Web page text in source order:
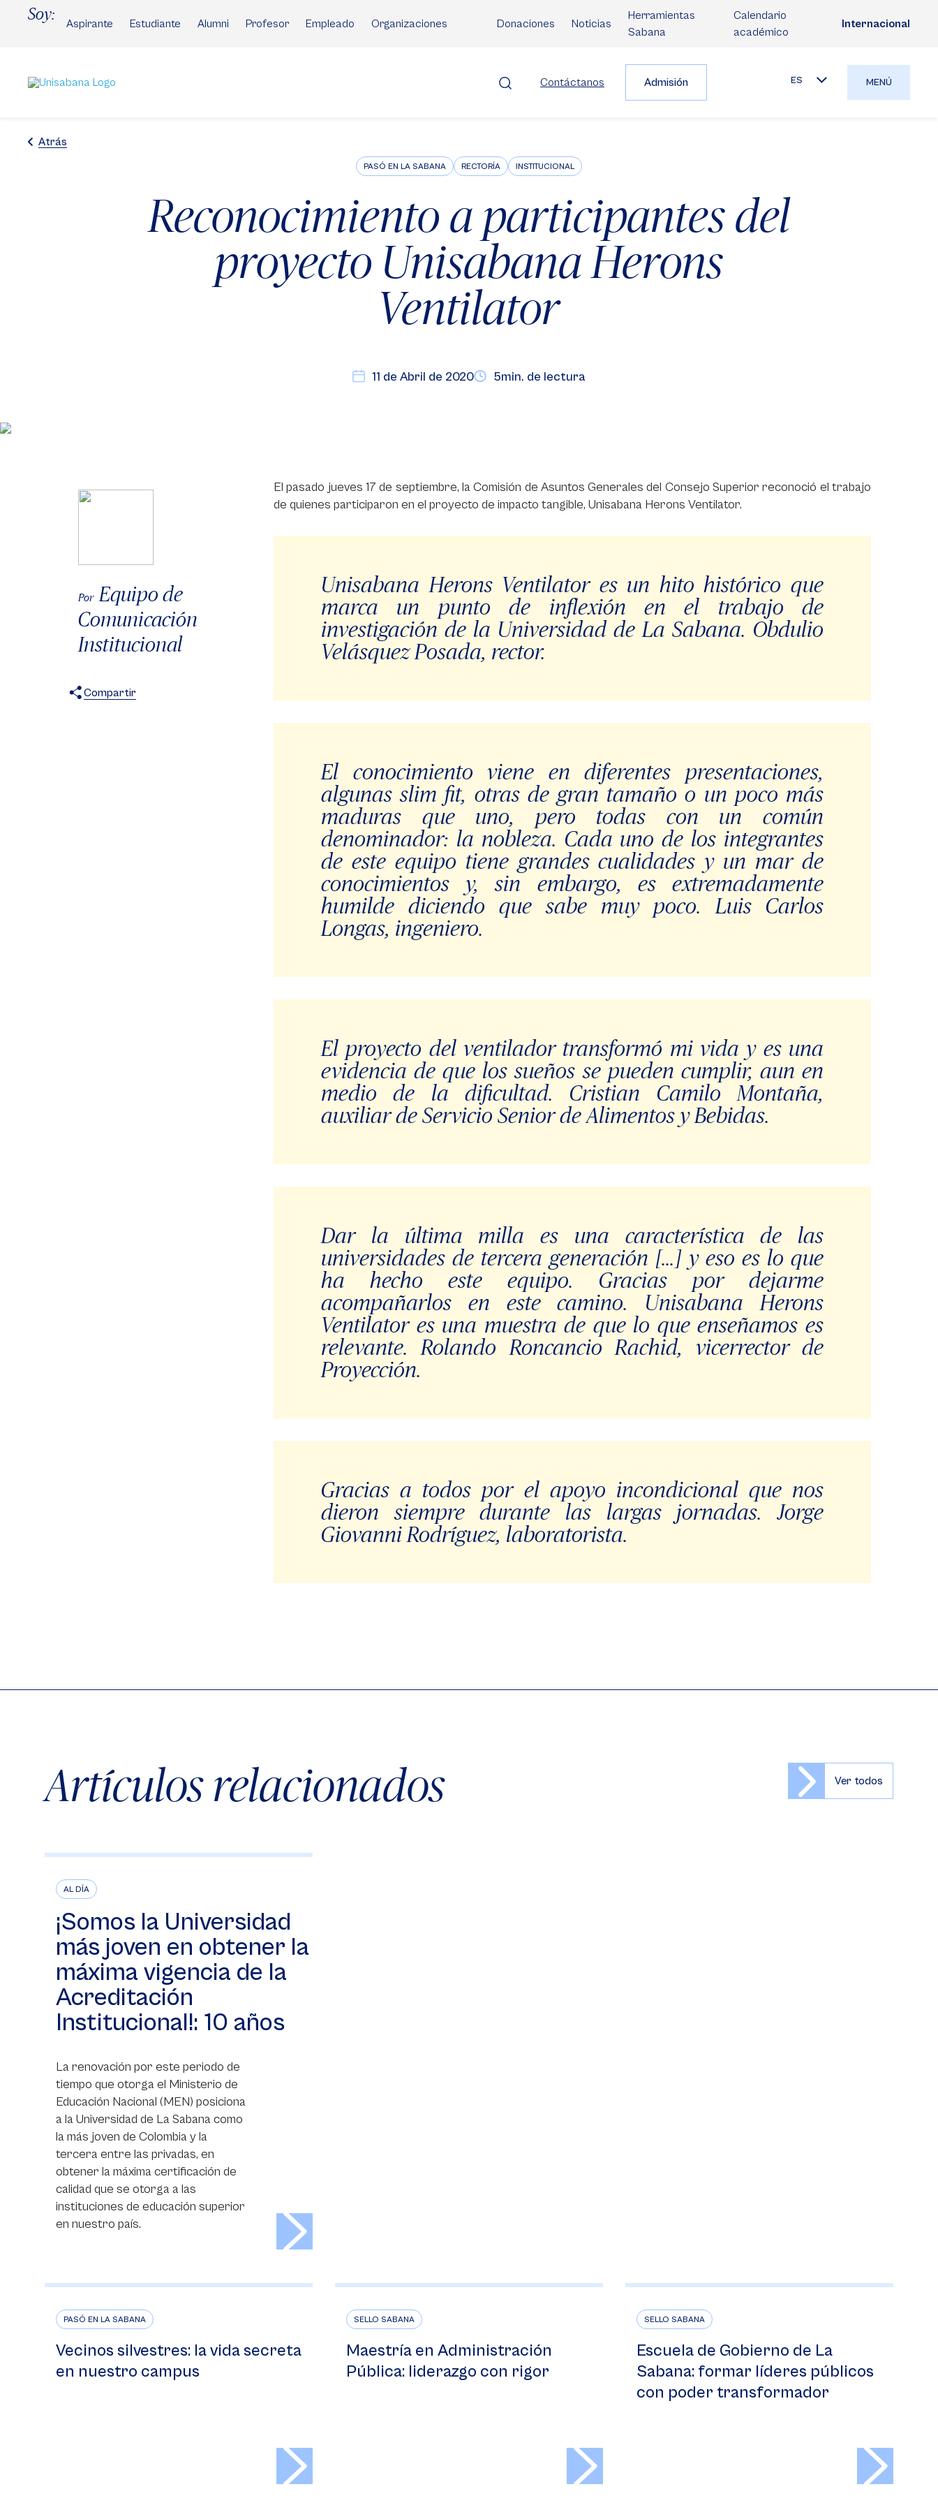
Soy:
Aspirante Estudiante Alumni Profesor Empleado Organizaciones Donaciones Noticias
Herramientas
Sabana
Calendario
académico
Internacional
Contáctanos Admisión ES MENÚ
Atrás
PASÓ EN LA SABANA RECTORÍA INSTITUCIONAL
Reconocimiento a participantes del
proyecto Unisabana Herons
Ventilator
11 de Abril de 2020 5min. de lectura
Por Equipo de
Comunicación
Institucional
Compartir
El pasado jueves 17 de septiembre, la Comisión de Asuntos Generales del Consejo Superior reconoció el trabajo
de quienes participaron en el proyecto de impacto tangible, Unisabana Herons Ventilator.
Unisabana Herons Ventilator es un hito histórico que
marca un punto de inflexión en el trabajo de
investigación de la Universidad de La Sabana. Obdulio
Velásquez Posada, rector.
El conocimiento viene en diferentes presentaciones,
algunas slim fit, otras de gran tamaño o un poco más
maduras que uno, pero todas con un común
denominador: la nobleza. Cada uno de los integrantes
de este equipo tiene grandes cualidades y un mar de
conocimientos y, sin embargo, es extremadamente
humilde diciendo que sabe muy poco. Luis Carlos
Longas, ingeniero.
El proyecto del ventilador transformó mi vida y es una
evidencia de que los sueños se pueden cumplir, aun en
medio de la dificultad. Cristian Camilo Montaña,
auxiliar de Servicio Senior de Alimentos y Bebidas.
Dar la última milla es una característica de las
universidades de tercera generación […] y eso es lo que
ha hecho este equipo. Gracias por dejarme
acompañarlos en este camino. Unisabana Herons
Ventilator es una muestra de que lo que enseñamos es
relevante. Rolando Roncancio Rachid, vicerrector de
Proyección.
Gracias a todos por el apoyo incondicional que nos
dieron siempre durante las largas jornadas. Jorge
Giovanni Rodríguez, laboratorista.
Artículos relacionados Ver todos
AL DÍA
¡Somos la Universidad
más joven en obtener la
máxima vigencia de la
Acreditación
Institucional!: 10 años
La renovación por este periodo de
tiempo que otorga el Ministerio de
Educación Nacional (MEN) posiciona
a la Universidad de La Sabana como
la más joven de Colombia y la
tercera entre las privadas, en
obtener la máxima certificación de
calidad que se otorga a las
instituciones de educación superior
en nuestro país.
PASÓ EN LA SABANA
Vecinos silvestres: la vida secreta
en nuestro campus
SELLO SABANA
Maestría en Administración
Pública: liderazgo con rigor
SELLO SABANA
Escuela de Gobierno de La
Sabana: formar líderes públicos
con poder transformador